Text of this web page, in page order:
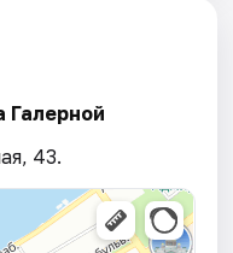
Галерной
43.